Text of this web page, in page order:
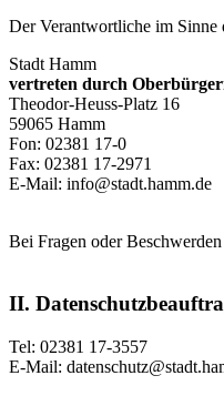
Der Verantwortliche im Sinne
Stadt Hamm
vertreten durch
Theodor-Heuss-Platz 16
59065 Hamm
Fon: 02381 17-0
Fax: 02381 17-2971
E-Mail: info@stadt.hamm.de
Bei Fragen oder
II.
Tel: 02381 17-3557
E-Mail: